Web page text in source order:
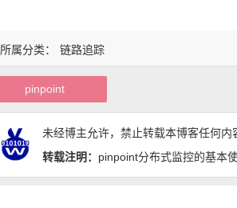
所属分类： 链路追踪
pinpoint
未经博主允许，禁止转载本博客任何内
转载注明： pinpoint分布式监控的基本